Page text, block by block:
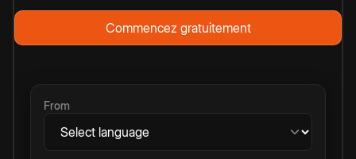
Commencez gratuitement
From